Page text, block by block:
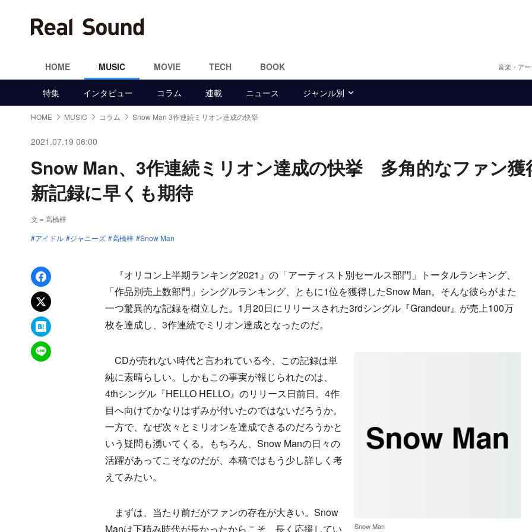
HOME MUSIC MOVIE TECH BOOK 音楽・ア
特集 インタビュー コラム 連載 ニュース ジャンル別
HOME MUSIC コラム Snow Man 3作連続ミリオン達成の快挙
2021.07.19 06:00
Snow Man、3作連続ミリオン達成の快挙 多角的なファン獲
新記録に早くも期待
文＝高橋梓
アイドル
ジャニーズ 高橋梓 Snow Man
Facebookでシェア
xでポスト
はてなブックマーク
LINEで送る
『オリコン上半期ランキング2021』の「アーティスト別セールス部門」トータルランキング、
「作品別売上数部門」シングルランキング、ともに1位を獲得したSnow Man。そんな彼らがまた
一つ驚異的な記録を樹立した。1月20日にリリースされた3rdシングル『Grandeur』が売上100万
枚を達成し、3作連続でミリオン達成となったのだ。
Snow Man
CDが売れない時代と言われている今、この記録は単
純に素晴らしい。しかもこの事実が報じられたのは、
4thシングル『HELLO HELLO』のリリース日前日。4作
目へ向けてかなりはずみが付いたのではないだろうか。
一方で、なぜ次々とミリオンを達成できるのだろうかと
いう疑問も湧いてくる。もちろん、Snow Manの日々の
活躍があってこそなのだが、本稿ではもう少し詳しく考
えてみたい。
まずは、当たり前だがファンの存在が大きい。Snow
Manは下積み時代が長かったからこそ、長く応援してい